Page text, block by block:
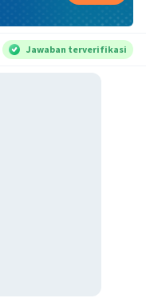
Jawaban terverifikasi